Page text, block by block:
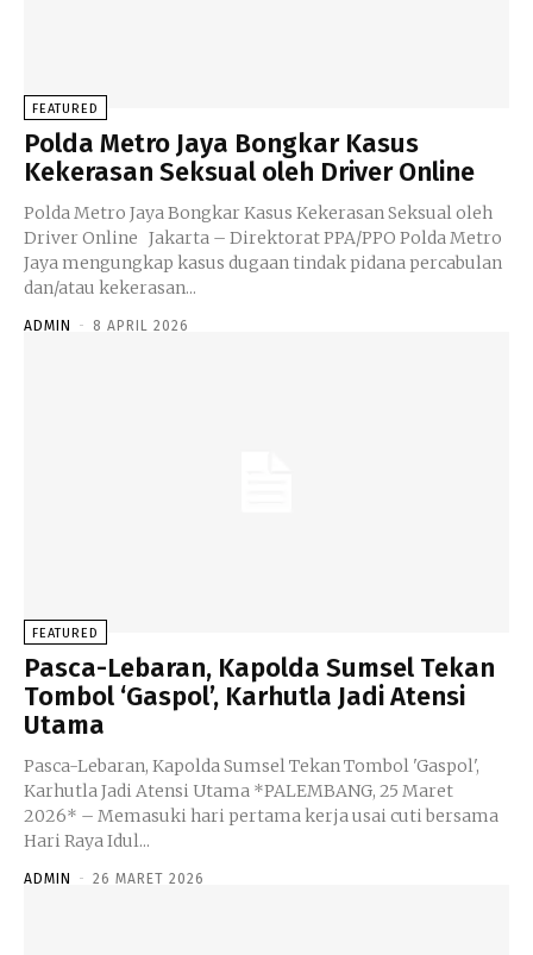
FEATURED
Polda Metro Jaya Bongkar Kasus
Kekerasan Seksual oleh Driver Online
Polda Metro Jaya Bongkar Kasus Kekerasan Seksual oleh
Driver Online Jakarta – Direktorat PPA/PPO Polda Metro
Jaya mengungkap kasus dugaan tindak pidana percabulan
dan/atau kekerasan...
ADMIN - 8 APRIL 2026
FEATURED
Pasca-Lebaran, Kapolda Sumsel Tekan
Tombol ‘Gaspol’, Karhutla Jadi Atensi
Utama
Pasca-Lebaran, Kapolda Sumsel Tekan Tombol 'Gaspol',
Karhutla Jadi Atensi Utama *PALEMBANG, 25 Maret
2026* – Memasuki hari pertama kerja usai cuti bersama
Hari Raya Idul...
ADMIN - 26 MARET 2026